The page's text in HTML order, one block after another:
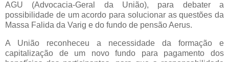
AGU (Advocacia-Geral da União), para debater a
possibilidade de um acordo para solucionar as questões da
Massa Falida da Varig e do fundo de pensão Aerus.
A União reconheceu a necessidade da formação e
capitalização de um novo fundo para pagamento dos